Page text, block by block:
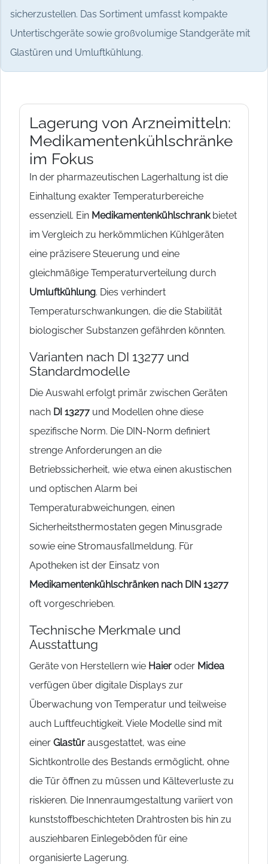
sicherzustellen. Das Sortiment umfasst kompakte
Untertischgeräte sowie großvolumige Standgeräte mit
Glastüren und Umluftkühlung.
Lagerung von Arzneimitteln:
Medikamentenkühlschränke
im Fokus
In der pharmazeutischen Lagerhaltung ist die
Einhaltung exakter Temperaturbereiche
essenziell. Ein Medikamentenkühlschrankbietet
im Vergleich zu herkömmlichen Kühlgeräten
eine präzisere Steuerung und eine
gleichmäßige Temperaturverteilung durch
Umluftkühlung. Dies verhindert
Temperaturschwankungen, die die Stabilität
biologischer Substanzen gefährden könnten.
Varianten nach DI 13277 und
Standardmodelle
Die Auswahl erfolgt primär zwischen Geräten
nach DI 13277 und Modellen ohne diese
spezifische Norm. Die DIN-Norm definiert
strenge Anforderungen an die
Betriebssicherheit, wie etwa einen akustischen
und optischen Alarm bei
Temperaturabweichungen, einen
Sicherheitsthermostaten gegen Minusgrade
sowie eine Stromausfallmeldung. Für
Apotheken ist der Einsatz von
Medikamentenkühlschränken nach DIN 13277
oft vorgeschrieben.
Technische Merkmale und
Ausstattung
Geräte von Herstellern wie Haier oder Midea
verfügen über digitale Displays zur
Überwachung von Temperatur und teilweise
auch Luftfeuchtigkeit. Viele Modelle sind mit
einer Glastür ausgestattet, was eine
Sichtkontrolle des Bestands ermöglicht, ohne
die Tür öffnen zu müssen und Kälteverluste zu
riskieren. Die Innenraumgestaltung variiert von
kunststoffbeschichteten Drahtrosten bis hin zu
ausziehbaren Einlegeböden für eine
organisierte Lagerung.